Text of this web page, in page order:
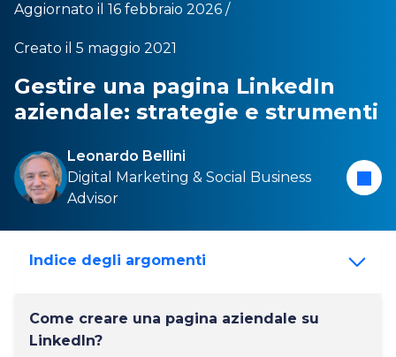
Aggiornato il 16 febbraio 2026 /
Creato il 5 maggio 2021
Gestire una pagina LinkedIn
aziendale: strategie e strumenti
Leonardo Bellini
Digital Marketing & Social Business
Advisor
Indice degli argomenti
Come creare una pagina aziendale su
LinkedIn?